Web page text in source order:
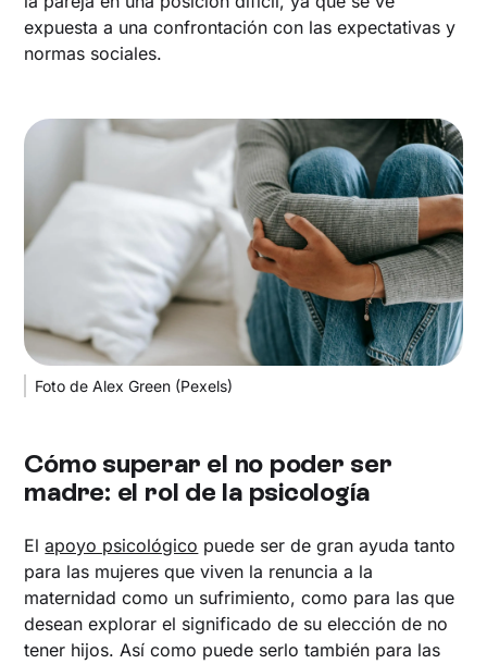
expuesta a una confrontación con las expectativas y
normas sociales.
Foto de Alex Green (Pexels)
Cómo superar el no poder ser
madre: el rol de la psicología
Elapoyo psicológico puede ser de gran ayuda tanto
para las mujeres que viven la renuncia a la
maternidad como un sufrimiento, como para las que
desean explorar el significado de su elección de no
tener hijos. Así como puede serlo también para las